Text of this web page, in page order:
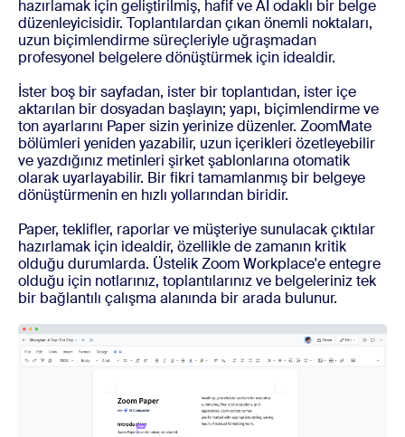
hazırlamak için geliştirilmiş, hafif ve AI odaklı bir belge
düzenleyicisidir. Toplantılardan çıkan önemli noktaları,
uzun biçimlendirme süreçleriyle uğraşmadan
profesyonel belgelere dönüştürmek için idealdir.
İster boş bir sayfadan, ister bir toplantıdan, ister içe
aktarılan bir dosyadan başlayın; yapı, biçimlendirme ve
ton ayarlarını Paper sizin yerinize düzenler. ZoomMate
bölümleri yeniden yazabilir, uzun içerikleri özetleyebilir
ve yazdığınız metinleri şirket şablonlarına otomatik
olarak uyarlayabilir. Bir fikri tamamlanmış bir belgeye
dönüştürmenin en hızlı yollarından biridir.
Paper, teklifler, raporlar ve müşteriye sunulacak çıktılar
hazırlamak için idealdir, özellikle de zamanın kritik
olduğu durumlarda. Üstelik Zoom Workplace'e entegre
olduğu için notlarınız, toplantılarınız ve belgeleriniz tek
bir bağlantılı çalışma alanında bir arada bulunur.